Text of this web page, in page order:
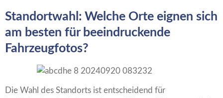
Standortwahl: Welche Orte eignen sich
am besten für beeindruckende
Fahrzeugfotos?
Die Wahl des Standorts ist entscheidend für